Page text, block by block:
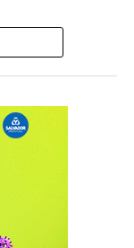
em
por falhas do
a atenção
entre